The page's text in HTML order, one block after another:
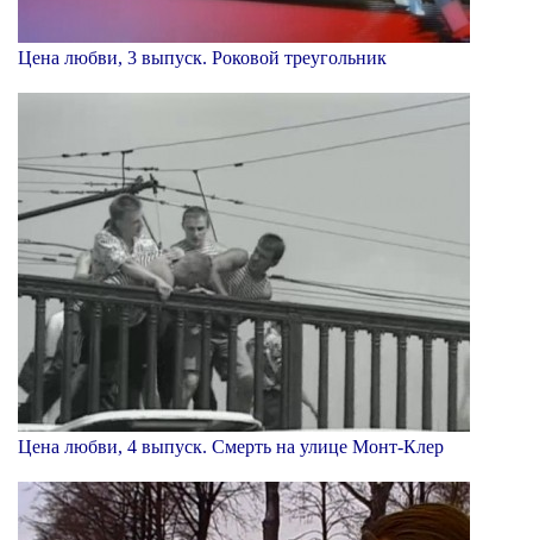
Цена любви, 3 выпуск. Роковой треугольник
Цена любви, 4 выпуск. Смерть на улице Монт-Клер